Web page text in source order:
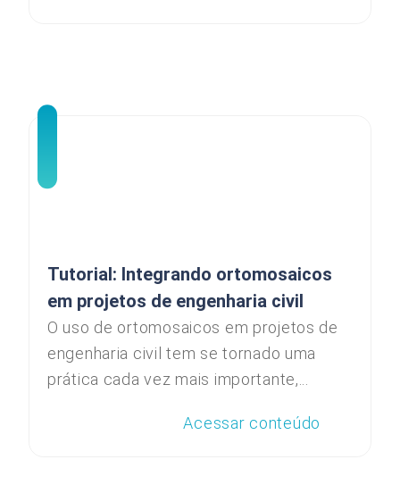
Tutorial: Integrando ortomosaicos
em projetos de engenharia civil
O uso de ortomosaicos em projetos de
engenharia civil tem se tornado uma
prática cada vez mais importante,...
Acessar conteúdo